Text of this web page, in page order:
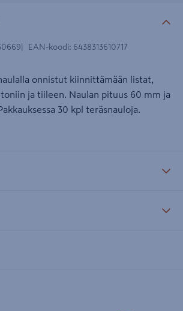
EAN-koodi: 6438313610717
onnistut kiinnittämään listat,
ja tiileen. Naulan pituus 60 mm ja
30 kpl teräsnauloja.